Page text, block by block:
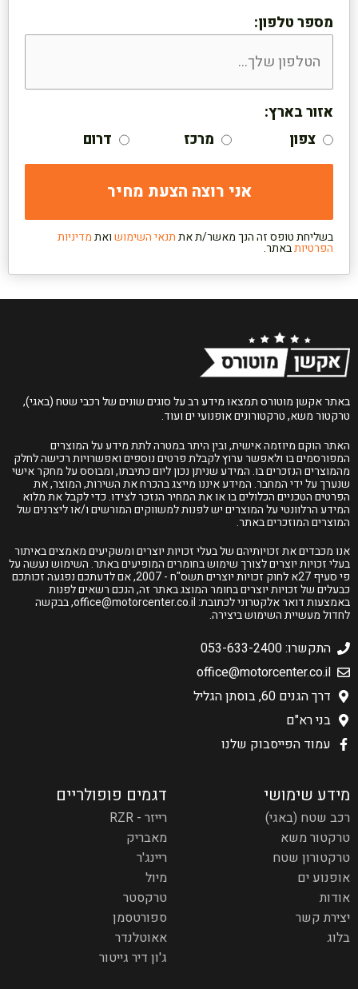
מספר טלפון:
אזור בארץ:
צפון
מרכז דרום
בשליחת טופס זה הנך מאשר/ת אתתנאי השימושואתמדיניות
הפרטיותבאתר.
באתר אקשן מוטורס תמצאו מידע רב על סוגים שונים של רכבי שטח (באגי),
טרקטור משא, טרקטורונים אופנועי ים ועוד.
האתר הוקם מיוזמה אישית, ובין היתר במטרה לתת מידע על המוצרים
המפורסמים בו ולאפשר ערוץ לקבלת פרטים נוספים ואפשרויות רכישה לחלק
מהמוצרים הנזכרים בו. המידע שניתן נכון ליום כתיבתו, ומבוסס על מחקר אישי
שנערך על ידי המחבר. המידע איננו מייצג בהכרח את השירות, המוצר, את
הפרטים הטכניים הכלולים בו או את המחיר הנזכר לצידו. כדי לקבל את מלוא
המידע הרלוונטי על המוצרים יש לפנות למשווקים המורשים ו/או ליצרנים של
המוצרים המוזכרים באתר.
אנו מכבדים את זכויותיהם של בעלי זכויות יוצרים ומשקיעים מאמצים באיתור
בעלי זכויות יוצרים לצורך שימוש בחומרים המופיעים באתר. השימוש נעשה על
פי סעיף 27א לחוק זכויות יוצרים תשס"ח - 2007, אם לדעתכם נפגעה זכותכם
כבעלים של זכויות יוצרים בחומר המוצג באתר זה, הנכם רשאים לפנות
באמצעות דואר אלקטרוני לכתובת:office@motorcenter.co.il, בבקשה
לחדול מעשיית השימוש ביצירה.
התקשרו: 053-633-2400
office@motorcenter.co.il
דרך הגנים 60, בוסתן הגליל
בני רא"ם
עמוד הפייסבוק שלנו
מידע שימושי
רכב שטח (באגי)
טרקטור משא
טרקטורון שטח
אופנוע ים
אודות
יצירת קשר
בלוג
דגמים פופולריים
רייזר - RZR
מאבריק
ריינג'ר
מיול
טרקסטר
ספורטסמן
אאוטלנדר
ג'ון דיר גייטור